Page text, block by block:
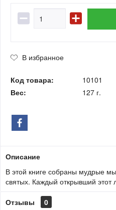
В избранное
Код товара:
10101
Вес:
127 г.
Описание
В этой книге собраны мудрые
святых. Каждый открывший этот
Отзывы
0